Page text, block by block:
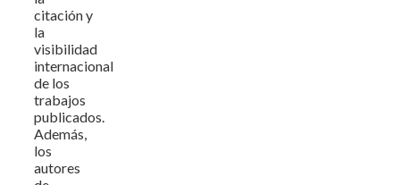
citación y
la
visibilidad
internacional
de los
trabajos
publicados.
Además,
los
autores